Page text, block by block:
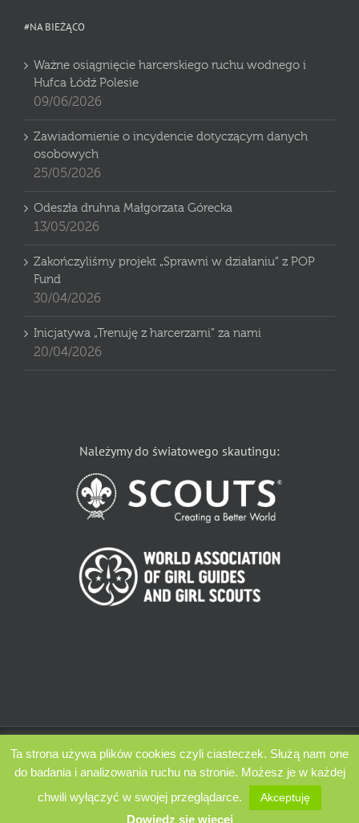
#NA BIEŻĄCO
Ważne osiągnięcie harcerskiego ruchu wodnego i
Hufca Łódź Polesie
09/06/2026
Zawiadomienie o incydencie dotyczącym danych
osobowych
25/05/2026
Odeszła druhna Małgorzata Górecka
13/05/2026
Zakończyliśmy projekt „Sprawni w działaniu” z POP
Fund
30/04/2026
Inicjatywa „Trenuję z harcerzami” za nami
20/04/2026
Należymy do światowego skautingu:
ZHP Chorągiew Łódzka 2009 - 2022 | Wszelkie prawa zastrzeżone |
Powered by Zespół Komunikacji i Promocji ChŁ
FacebookInstagram
TwitterYouTube
Ta strona używa plików cookies czyli ciasteczek. Służą nam one
do badania i analizowania ruchu na stronie. Możesz je w każdej
chwili wyłączyć w swojej przeglądarce.
Akceptuję
Dowiędz się więcej